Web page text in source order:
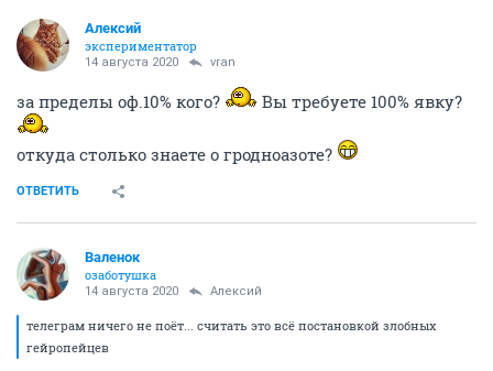
Алексий
экспериментатор
14 августа 2020 vran
за пределы оф.10% кого? Вы требуете 100% явку?
откуда столько знаете о гродноазоте?
ОТВЕТИТЬ
Валенок
озаботушка
14 августа 2020 Алексий
телеграм ничего не поёт... считать это всё постановкой злобных
гейропейцев